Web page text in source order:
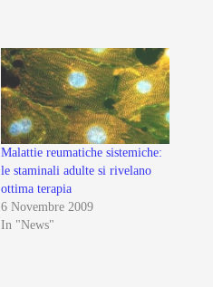
Malattie reumatiche sistemiche:
le staminali adulte si rivelano
ottima terapia
6 Novembre 2009
In "News"